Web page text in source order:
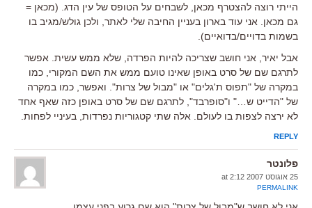
הייתי רוצה להצטרף מכאן, לשבחים על הטופס של עין הדג. (מכאן =
גם מכאן. אני עוד בארון בעניין החיבה שלי לאתר, ולכן גולש/מגיב בו
בשמות בדויים/בדואיים).
אבל יאיר, אני חושב שצריכה להיות הפרדה, שלא ממש עשית. אפשר
לתרגם שם של סרט באופן שאינו טועם ממש את השם המקורי, כמו
במקרה של "תפוס ת'גלים" או "מבול של צרות". ואפשר, כמו במקרה
של "הדייט ש…" ו"סופרבד", לתרגם שם של סרט באופן כזה שאף אחד
לא ירצה לצפות בו לעולם. אלה שתי קטגוריות נפרדות, בעיניי לפחות.
REPLY
פלונטר
25 אוגוסט 2007 at 2:12
PERMALINK